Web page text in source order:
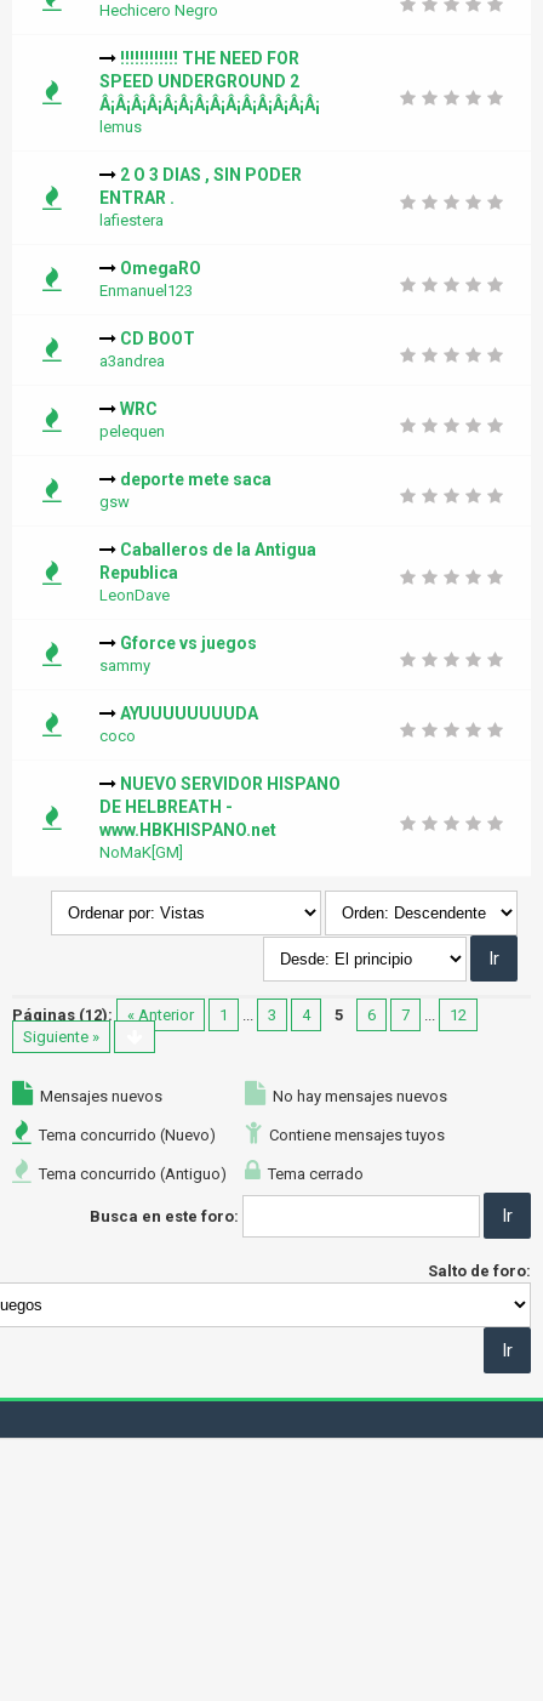
Hechicero Negro
!!!!!!!!!!!! THE NEED FOR
SPEED UNDERGROUND 2
Â¡Â¡Â¡Â¡Â¡Â¡Â¡Â¡Â¡Â¡Â¡Â¡Â¡Â¡
lemus
2 O 3 DIAS , SIN PODER
ENTRAR .
lafiestera
OmegaRO
Enmanuel123
CD BOOT
a3andrea
WRC
pelequen
deporte mete saca
gsw
Caballeros de la Antigua
Republica
LeonDave
Gforce vs juegos
sammy
AYUUUUUUUUDA
coco
NUEVO SERVIDOR HISPANO
DE HELBREATH -
www.HBKHISPANO.net
NoMaK[GM]
Páginas (12): « Anterior 1 ... 3 4 5 6 7 ...
12
Siguiente »
Mensajes nuevos
Tema concurrido (Nuevo)
Tema concurrido (Antiguo)
No hay mensajes nuevos
Contiene mensajes tuyos
Tema cerrado
Busca en este foro:
Salto de foro: